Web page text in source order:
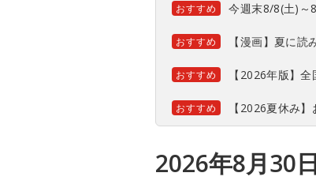
おすすめ 今週末8/8(土)～
おすすめ 【漫画】夏に
おすすめ 【2026年版】
おすすめ 【2026夏休み
2026年8月30